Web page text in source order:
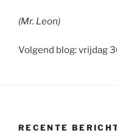
(Mr. Leon)
Volgend blog: vrijdag
RECENTE